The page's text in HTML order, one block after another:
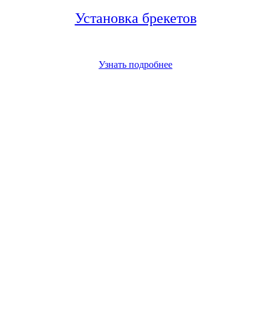
Установка брекетов
Узнать подробнее